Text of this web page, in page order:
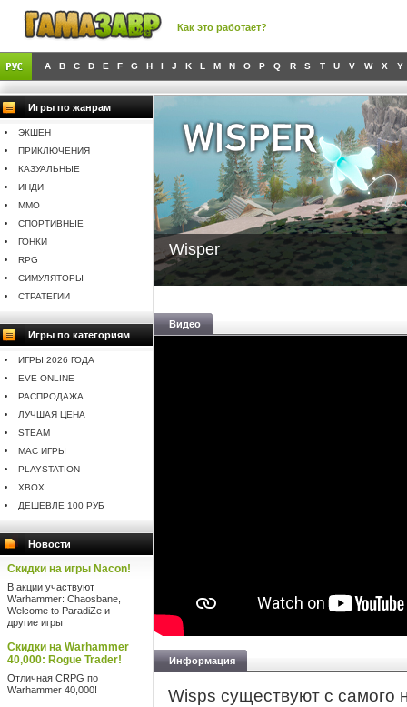
Как это работает?
A B C D E F G H I J K L M N O P Q R S T U V W X Y
Игры по жанрам
ЭКШЕН
ПРИКЛЮЧЕНИЯ
КАЗУАЛЬНЫЕ
ИНДИ
MMO
СПОРТИВНЫЕ
ГОНКИ
RPG
СИМУЛЯТОРЫ
СТРАТЕГИИ
Игры по категориям
ИГРЫ 2026 ГОДА
EVE ONLINE
РАСПРОДАЖА
ЛУЧШАЯ ЦЕНА
STEAM
MAC ИГРЫ
PLAYSTATION
XBOX
ДЕШЕВЛЕ 100 РУБ
Новости
Скидки на игры Nacon!
В акции участвуют
Warhammer: Chaosbane,
Welcome to ParadiZe и
другие игры
Скидки на Warhammer
40,000: Rogue Trader!
Отличная CRPG по
Warhammer 40,000!
Wisper
Видео
Информация
Wisps существуют с самого